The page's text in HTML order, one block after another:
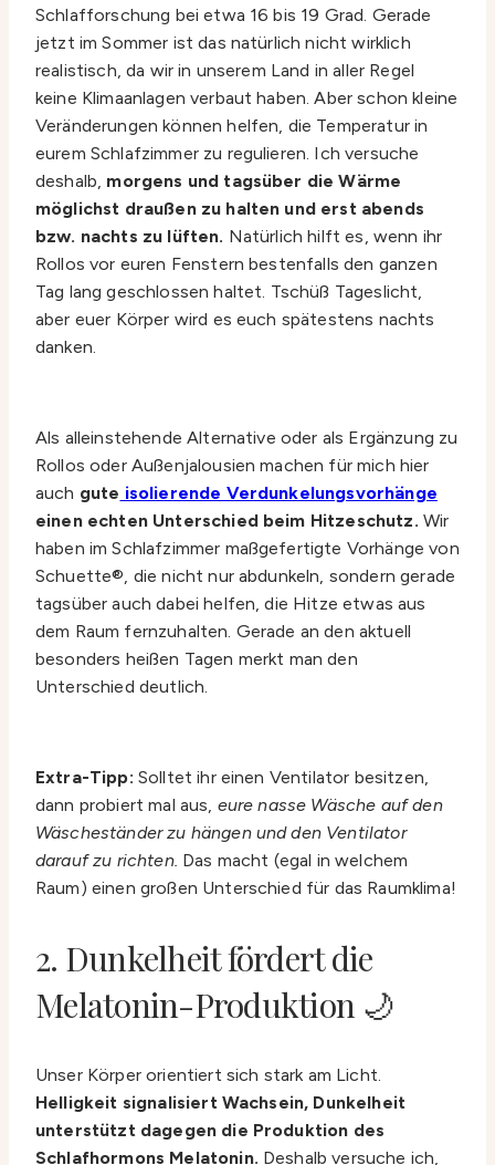
Schlafforschung bei etwa 16 bis 19 Grad. Gerade
jetzt im Sommer ist das natürlich nicht wirklich
realistisch, da wir in unserem Land in aller Regel
keine Klimaanlagen verbaut haben. Aber schon kleine
Veränderungen können helfen, die Temperatur in
eurem Schlafzimmer zu regulieren. Ich versuche
deshalb, morgens und tagsüber die Wärme
möglichst draußen zu halten und erst abends
bzw. nachts zu lüften. Natürlich hilft es, wenn ihr
Rollos vor euren Fenstern bestenfalls den ganzen
Tag lang geschlossen haltet. Tschüß Tageslicht,
aber euer Körper wird es euch spätestens nachts
danken.
Als alleinstehende Alternative oder als Ergänzung zu
Rollos oder Außenjalousien machen für mich hier
auch gute isolierende Verdunkelungsvorhänge
einen echten Unterschied beim Hitzeschutz. Wir
haben im Schlafzimmer maßgefertigte Vorhänge von
Schuette®, die nicht nur abdunkeln, sondern gerade
tagsüber auch dabei helfen, die Hitze etwas aus
dem Raum fernzuhalten. Gerade an den aktuell
besonders heißen Tagen merkt man den
Unterschied deutlich.
Extra-Tipp: Solltet ihr einen Ventilator besitzen,
dann probiert mal aus, eure nasse Wäsche auf den
Wäscheständer zu hängen und den Ventilator
darauf zu richten. Das macht (egal in welchem
Raum) einen großen Unterschied für das Raumklima!
2. Dunkelheit fördert die
Melatonin-Produktion 🌙
Unser Körper orientiert sich stark am Licht.
Helligkeit signalisiert Wachsein, Dunkelheit
unterstützt dagegen die Produktion des
Schlafhormons Melatonin. Deshalb versuche ich,